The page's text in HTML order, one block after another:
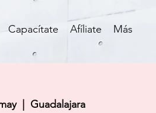
Capacítate Afíliate Más
  |
Guadalajara